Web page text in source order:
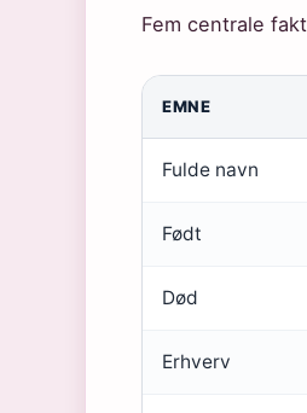
Fem centrale
EMNE
Fulde navn
Født
Død
Erhverv